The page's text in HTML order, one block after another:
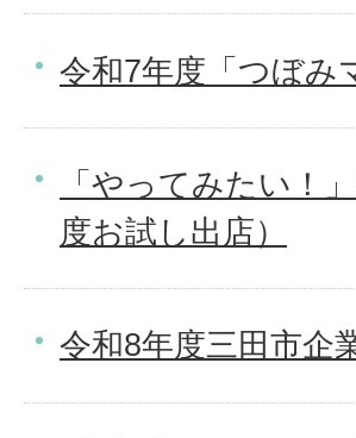
令和7年度「つぼみ
「やってみたい！
度お試し出店）
令和8年度三田市企